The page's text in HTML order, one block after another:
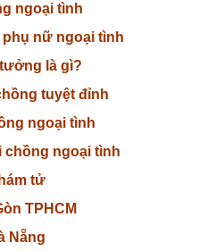
ngoại tình
nữ ngoại tình
là gì?
tuyệt đỉnh
ngoại tình
chồng ngoại tình
tử
TPHCM
Nẵng